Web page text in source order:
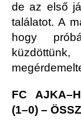
de az első
találatot. A
hogy
FC
(1–0) –